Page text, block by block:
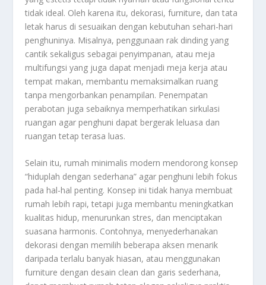
tidak ideal. Oleh karena itu, dekorasi, furniture, dan tata
letak harus di sesuaikan dengan kebutuhan sehari-hari
penghuninya. Misalnya, penggunaan rak dinding yang
cantik sekaligus sebagai penyimpanan, atau meja
multifungsi yang juga dapat menjadi meja kerja atau
tempat makan, membantu memaksimalkan ruang
tanpa mengorbankan penampilan. Penempatan
perabotan juga sebaiknya memperhatikan sirkulasi
ruangan agar penghuni dapat bergerak leluasa dan
ruangan tetap terasa luas.
Selain itu, rumah minimalis modern mendorong konsep
“hiduplah dengan sederhana” agar penghuni lebih fokus
pada hal-hal penting. Konsep ini tidak hanya membuat
rumah lebih rapi, tetapi juga membantu meningkatkan
kualitas hidup, menurunkan stres, dan menciptakan
suasana harmonis. Contohnya, menyederhanakan
dekorasi dengan memilih beberapa aksen menarik
daripada terlalu banyak hiasan, atau menggunakan
furniture dengan desain clean dan garis sederhana,